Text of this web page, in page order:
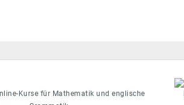
Kurse für Mathematik und englische